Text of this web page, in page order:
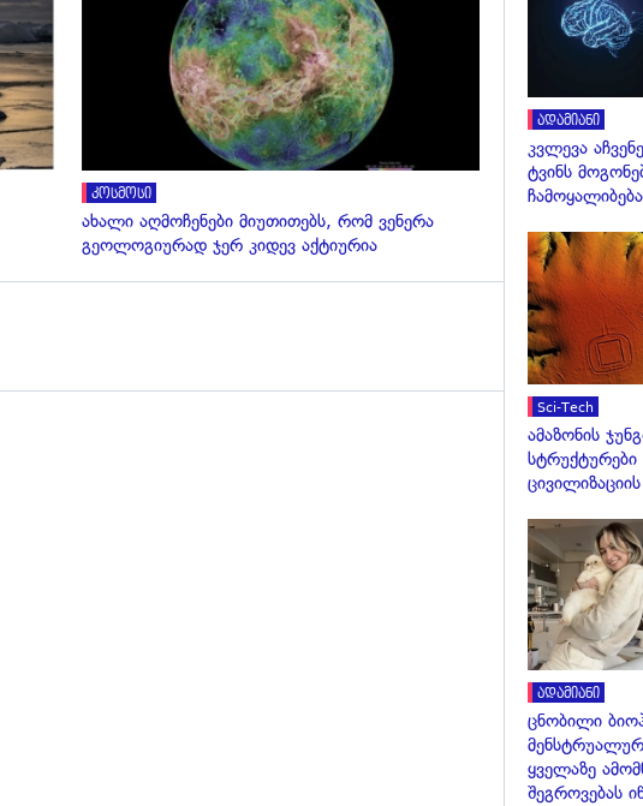
კოსმოსი
ახალი აღმოჩენები მიუთითებს, რომ ვენერა
გეოლოგიურად ჯერ კიდევ აქტიურია
ადამიანი
კვლევა
ტვინს
Sci-Tech
ამაზონის
ადამიანი
ცნობილი
ყველაზე
შეგროვებას